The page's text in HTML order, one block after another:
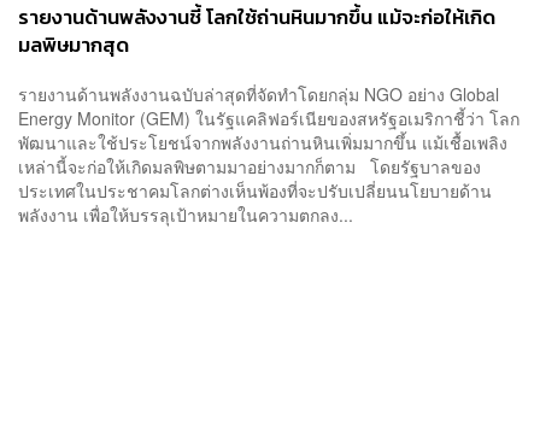
รายงานด้านพลังงานชี้ โลกใช้ถ่านหินมากขึ้น แม้จะก่อให้เกิด
มลพิษมากสุด
รายงานด้านพลังงานฉบับล่าสุดที่จัดทำโดยกลุ่ม NGO อย่าง Global
Energy Monitor (GEM) ในรัฐแคลิฟอร์เนียของสหรัฐอเมริกาชี้ว่า โลก
พัฒนาและใช้ประโยชน์จากพลังงานถ่านหินเพิ่มมากขึ้น แม้เชื้อเพลิง
เหล่านี้จะก่อให้เกิดมลพิษตามมาอย่างมากก็ตาม โดยรัฐบาลของ
ประเทศในประชาคมโลกต่างเห็นพ้องที่จะปรับเปลี่ยนนโยบายด้าน
พลังงาน เพื่อให้บรรลุเป้าหมายในความตกลง...